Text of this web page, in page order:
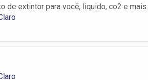
de extintor para você, liquido, co2 e mais.